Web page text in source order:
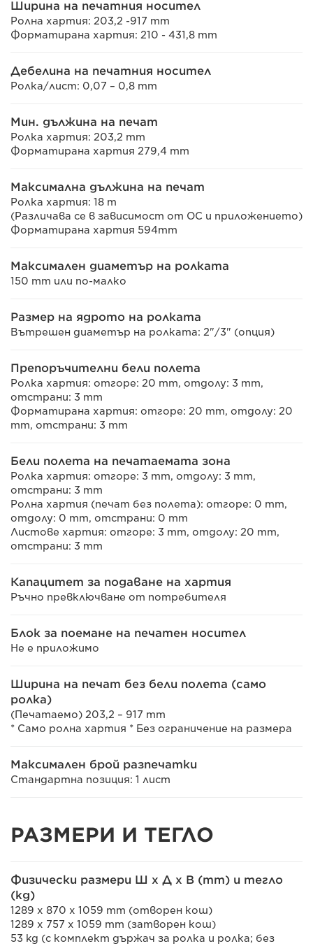
Ширина на печатния носител
Ролна хартия: 203,2 -917 mm
Форматирана хартия: 210 - 431,8 mm
Дебелина на печатния носител
Ролка/лист: 0,07 – 0,8 mm
Мин. дължина на печат
Ролка хартия: 203,2 mm
Форматирана хартия 279,4 mm
Максимална дължина на печат
Ролка хартия: 18 m
(Различава се в зависимост от ОС и приложението)
Форматирана хартия 594mm
Максимален диаметър на ролката
150 mm или по-малко
Размер на ядрото на ролката
Вътрешен диаметър на ролката: 2"/3" (опция)
Препоръчителни бели полета
Ролка хартия: отгоре: 20 mm, отдолу: 3 mm,
отстрани: 3 mm
Форматирана хартия: отгоре: 20 mm, отдолу: 20
mm, отстрани: 3 mm
Бели полета на печатаемата зона
Ролка хартия: отгоре: 3 mm, отдолу: 3 mm,
отстрани: 3 mm
Ролна хартия (печат без полета): отгоре: 0 mm,
отдолу: 0 mm, отстрани: 0 mm
Листове хартия: отгоре: 3 mm, отдолу: 20 mm,
отстрани: 3 mm
Капацитет за подаване на хартия
Ръчно превключване от потребителя
Блок за поемане на печатен носител
Не е приложимо
Ширина на печат без бели полета (само
ролка)
(Печатаемо) 203,2 – 917 mm
* Само ролна хартия * Без ограничение на размера
Максимален брой разпечатки
Стандартна позиция: 1 лист
РАЗМЕРИ И ТЕГЛО
Физически размери Ш x Д x В (mm) и тегло
(kg)
1289 x 870 x 1059 mm (отворен кош)
1289 x 757 x 1059 mm (затворен кош)
53 kg (с комплект държач за ролка и ролка; без